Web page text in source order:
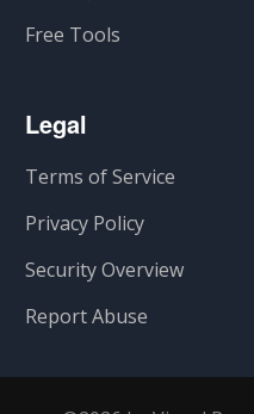
Free Tools
Legal
Terms of Service
Privacy Policy
Security Overview
Report Abuse